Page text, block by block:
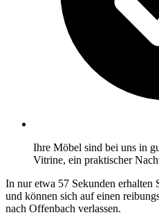
Ihre Möbel sind bei uns in
Vitrine, ein praktischer
In nur etwa 57 Sekunden erhalten
und können sich auf einen
nach Offenbach verlassen.